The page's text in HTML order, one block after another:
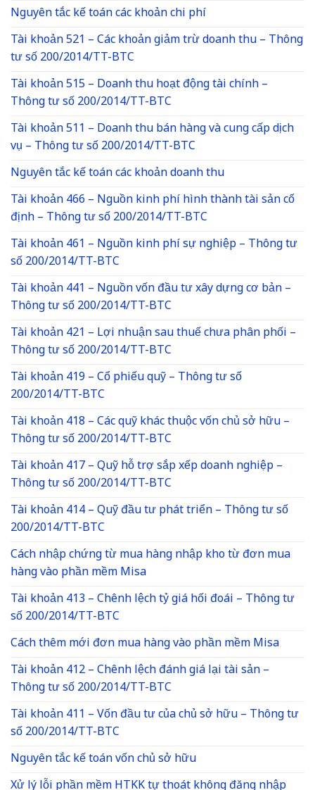
Nguyên tắc kế toán các khoản chi phí
Tài khoản 521 – Các khoản giảm trừ doanh thu – Thông
tư số 200/2014/TT-BTC
Tài khoản 515 – Doanh thu hoạt động tài chính –
Thông tư số 200/2014/TT-BTC
Tài khoản 511 – Doanh thu bán hàng và cung cấp dịch
vụ – Thông tư số 200/2014/TT-BTC
Nguyên tắc kế toán các khoản doanh thu
Tài khoản 466 – Nguồn kinh phí hình thành tài sản cố
định – Thông tư số 200/2014/TT-BTC
Tài khoản 461 – Nguồn kinh phí sự nghiệp – Thông tư
số 200/2014/TT-BTC
Tài khoản 441 – Nguồn vốn đầu tư xây dựng cơ bản –
Thông tư số 200/2014/TT-BTC
Tài khoản 421 – Lợi nhuận sau thuế chưa phân phối –
Thông tư số 200/2014/TT-BTC
Tài khoản 419 – Cổ phiếu quỹ – Thông tư số
200/2014/TT-BTC
Tài khoản 418 – Các quỹ khác thuộc vốn chủ sở hữu –
Thông tư số 200/2014/TT-BTC
Tài khoản 417 – Quỹ hỗ trợ sắp xếp doanh nghiệp –
Thông tư số 200/2014/TT-BTC
Tài khoản 414 – Quỹ đầu tư phát triển – Thông tư số
200/2014/TT-BTC
Cách nhập chứng từ mua hàng nhập kho từ đơn mua
hàng vào phần mềm Misa
Tài khoản 413 – Chênh lệch tỷ giá hối đoái – Thông tư
số 200/2014/TT-BTC
Cách thêm mới đơn mua hàng vào phần mềm Misa
Tài khoản 412 – Chênh lệch đánh giá lại tài sản –
Thông tư số 200/2014/TT-BTC
Tài khoản 411 – Vốn đầu tư của chủ sở hữu – Thông tư
số 200/2014/TT-BTC
Nguyên tắc kế toán vốn chủ sở hữu